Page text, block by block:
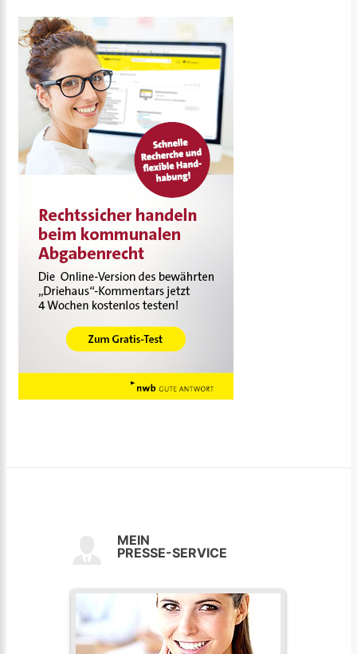
MEIN
PRESSE-SERVICE